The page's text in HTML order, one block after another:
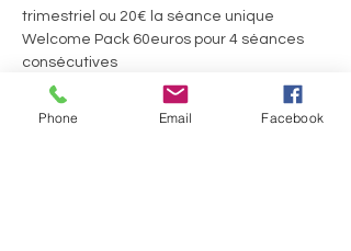
trimestriel ou 20€ la séance unique
Welcome Pack 60euros pour 4 séances
consécutives
Ils.Elles témoignent :
En lire plus >
Phone Email Facebook